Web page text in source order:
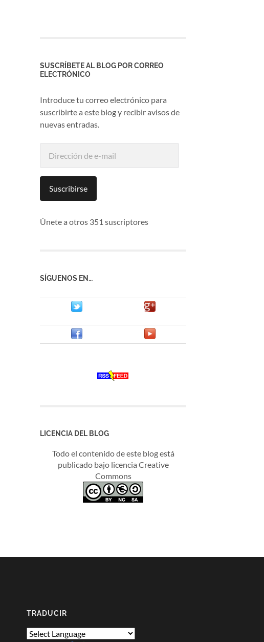
SUSCRÍBETE AL BLOG POR CORREO
ELECTRÓNICO
Introduce tu correo electrónico para
suscribirte a este blog y recibir avisos de
nuevas entradas.
mailSuscribirse
Únete a otros 351 suscriptores
SÍGUENOS EN…
LICENCIA DEL BLOG
Todo el contenido de este blog está
publicado bajo licencia Creative
Commons
TRADUCIR